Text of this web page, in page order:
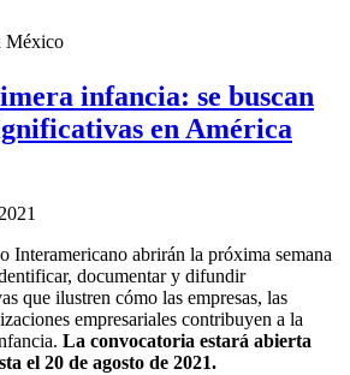
México
infancia: se buscan
en América
Interamericano abrirán la próxima semana
documentar y difundir
que ilustren cómo las empresas, las
empresariales contribuyen a la
La convocatoria estará abierta
el 20 de agosto de 2021.